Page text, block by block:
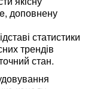
доповнену
статистики
трендів
стан.